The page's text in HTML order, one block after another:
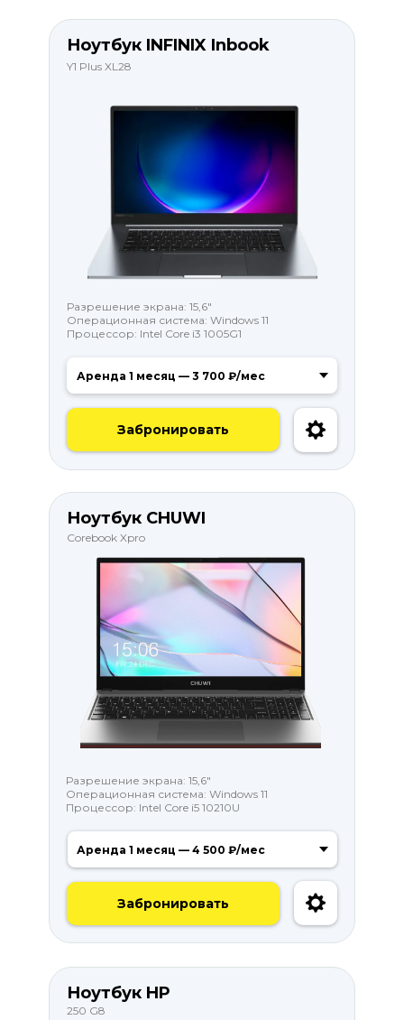
Ноутбук CHUWI
Забронировать
Ноутбук HP
Y1 Plus XL28
Ноутбук INFINIX Inbook
Разрешение экрана: 15,6"
Операционная система: Windows 11
Процессор: Intel Core i3 1005G1
Забронировать
250 G8
Corebook Xpro
Разрешение экрана: 15,6"
Операционная система: Windows 11
Процессор: Intel Core i5 10210U